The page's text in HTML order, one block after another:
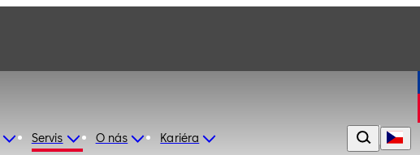
Servis O nás Kariéra